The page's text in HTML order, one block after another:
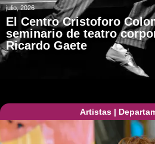
julio, 2026
El Centro Cristoforo
seminario de teatro
Ricardo Gaete
Artistas |